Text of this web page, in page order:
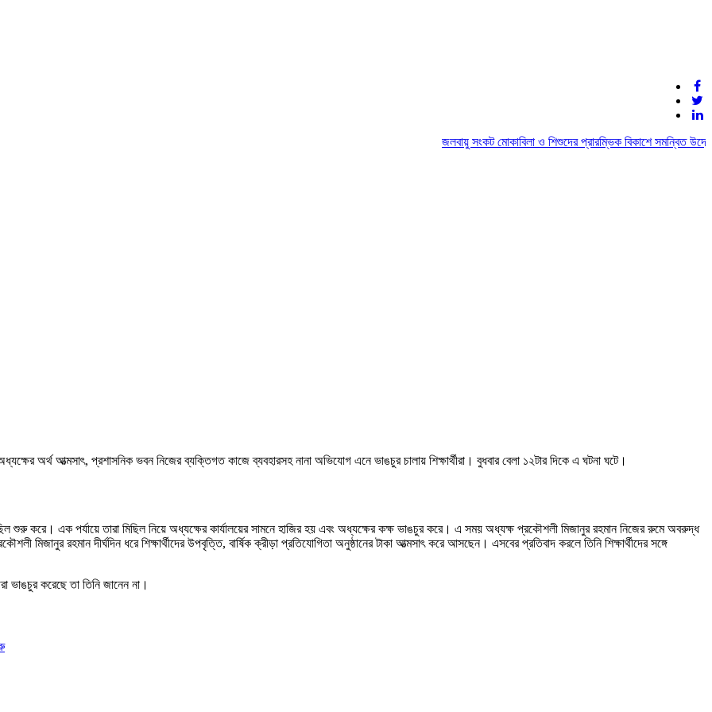
জলবায়ু সংকট মোকাবিলা ও শিশুদের প্রারম্ভিক বিকাশে সমন্বিত
অর্থ আত্মসাৎ, প্রশাসনিক ভবন নিজের ব্যক্তিগত কাজে ব্যবহারসহ নানা অভিযোগ এনে ভাঙচুর চালায় শিক্ষার্থীরা। বুধবার বেলা ১২টার দিকে এ ঘটনা ঘটে।
শুরু করে। এক পর্যায়ে তারা মিছিল নিয়ে অধ্যক্ষের কার্যালয়ের সামনে হাজির হয় এবং অধ্যক্ষের কক্ষ ভাঙচুর করে। এ সময় অধ্যক্ষ প্রকৌশলী মিজানুর রহমান নিজের রুমে অবরুদ্ধ
মিজানুর রহমান দীর্ঘদিন ধরে শিক্ষার্থীদের উপবৃত্তি, বার্ষিক ক্রীড়া প্রতিযোগিতা অনুষ্ঠানের টাকা আত্মসাৎ করে আসছেন। এসবের প্রতিবাদ করলে তিনি শিক্ষার্থীদের সঙ্গে
ভাঙচুর করেছে তা তিনি জানেন না।